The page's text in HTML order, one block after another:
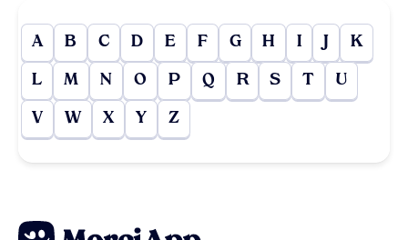
A B C D E F G H I J K
L M N O P Q R S T U
V W X Y Z